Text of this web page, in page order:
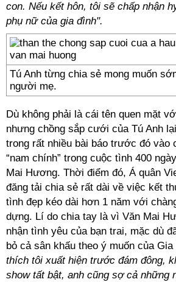
con. Nếu kết hôn, tôi sẽ chấp nhận
phụ nữ của gia đình".
Tú Anh từng chia sẻ mong muốn
người mẹ.
Dù không phải là cái tên quen mặt
nhưng chồng sắp cưới của Tú Anh
trong rất nhiều bài báo trước đó vào
“nam chính” trong cuộc tình 400
Mai Hương. Thời điểm đó, Á quân
đăng tải chia sẻ rất dài về việc kết
tình đẹp kéo dài hơn 1 năm với
dựng. Lí do chia tay là vì Văn Mai
nhận tình yêu của bạn trai, mặc dù
bỏ cả sân khấu theo ý muốn của Gia
thích tôi xuất hiện trước đám đông,
show tất bật, anh cũng sợ cả những